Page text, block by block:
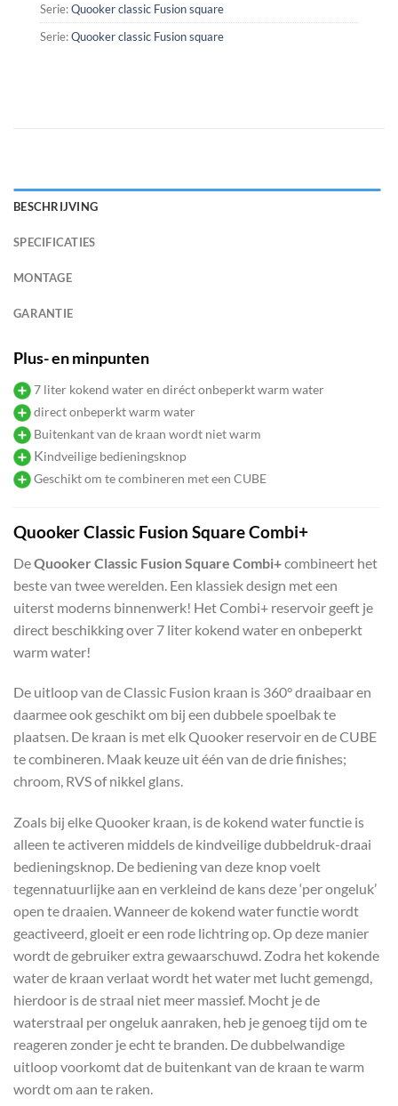
Serie:Quooker classic Fusion square
Serie:Quooker classic Fusion square
BESCHRIJVING
SPECIFICATIES
MONTAGE
GARANTIE
Plus- en minpunten
7 liter kokend water en diréct onbeperkt warm water
direct onbeperkt warm water
Buitenkant van de kraan wordt niet warm
Kindveilige bedieningsknop
Geschikt om te combineren met een CUBE
Quooker Classic Fusion Square Combi+
DeQuooker Classic Fusion Square Combi+combineert het
beste van twee werelden. Een klassiek design met een
uiterst moderns binnenwerk! Het Combi+ reservoir geeft je
direct beschikking over 7 liter kokend water en onbeperkt
warm water!
De uitloop van de Classic Fusion kraan is 360° draaibaar en
daarmee ook geschikt om bij een dubbele spoelbak te
plaatsen. De kraan is met elk Quooker reservoir en de CUBE
te combineren. Maak keuze uit één van de drie finishes;
chroom, RVS of nikkel glans.
Zoals bij elke Quooker kraan, is de kokend water functie is
alleen te activeren middels de kindveilige dubbeldruk-draai
bedieningsknop. De bediening van deze knop voelt
tegennatuurlijke aan en verkleind de kans deze ‘per ongeluk’
open te draaien. Wanneer de kokend water functie wordt
geactiveerd, gloeit er een rode lichtring op. Op deze manier
wordt de gebruiker extra gewaarschuwd. Zodra het kokende
water de kraan verlaat wordt het water met lucht gemengd,
hierdoor is de straal niet meer massief. Mocht je de
waterstraal per ongeluk aanraken, heb je genoeg tijd om te
reageren zonder je echt te branden. De dubbelwandige
uitloop voorkomt dat de buitenkant van de kraan te warm
wordt om aan te raken.